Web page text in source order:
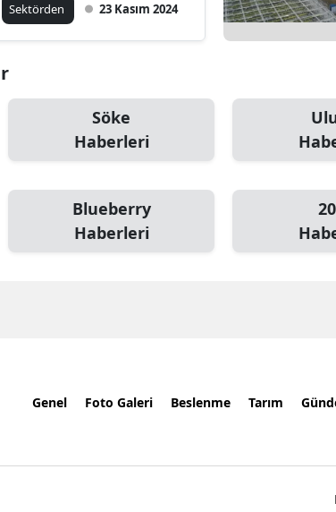
Sektörden 23 Kasım 2024
Söke
Haberleri
Blueberry
Haberleri
Genel Foto Galeri Beslenme Tarım